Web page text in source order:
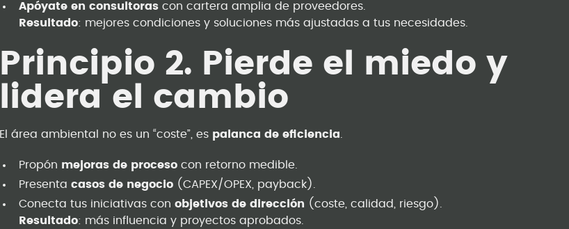
Apóyate en consultoras con cartera amplia de proveedores.
Resultado: mejores condiciones y soluciones más ajustadas a tus necesidades.
Principio 2. Pierde el miedo y
lidera el cambio
El área ambiental no es un “coste”, es palanca de eficiencia
Propón mejoras de proceso con retorno medible.
Presentacasos de negocio (CAPEX/OPEX, payback).
Conecta tus iniciativas conobjetivos de dirección (coste, calidad, riesgo).
Resultado: más influencia y proyectos aprobados.